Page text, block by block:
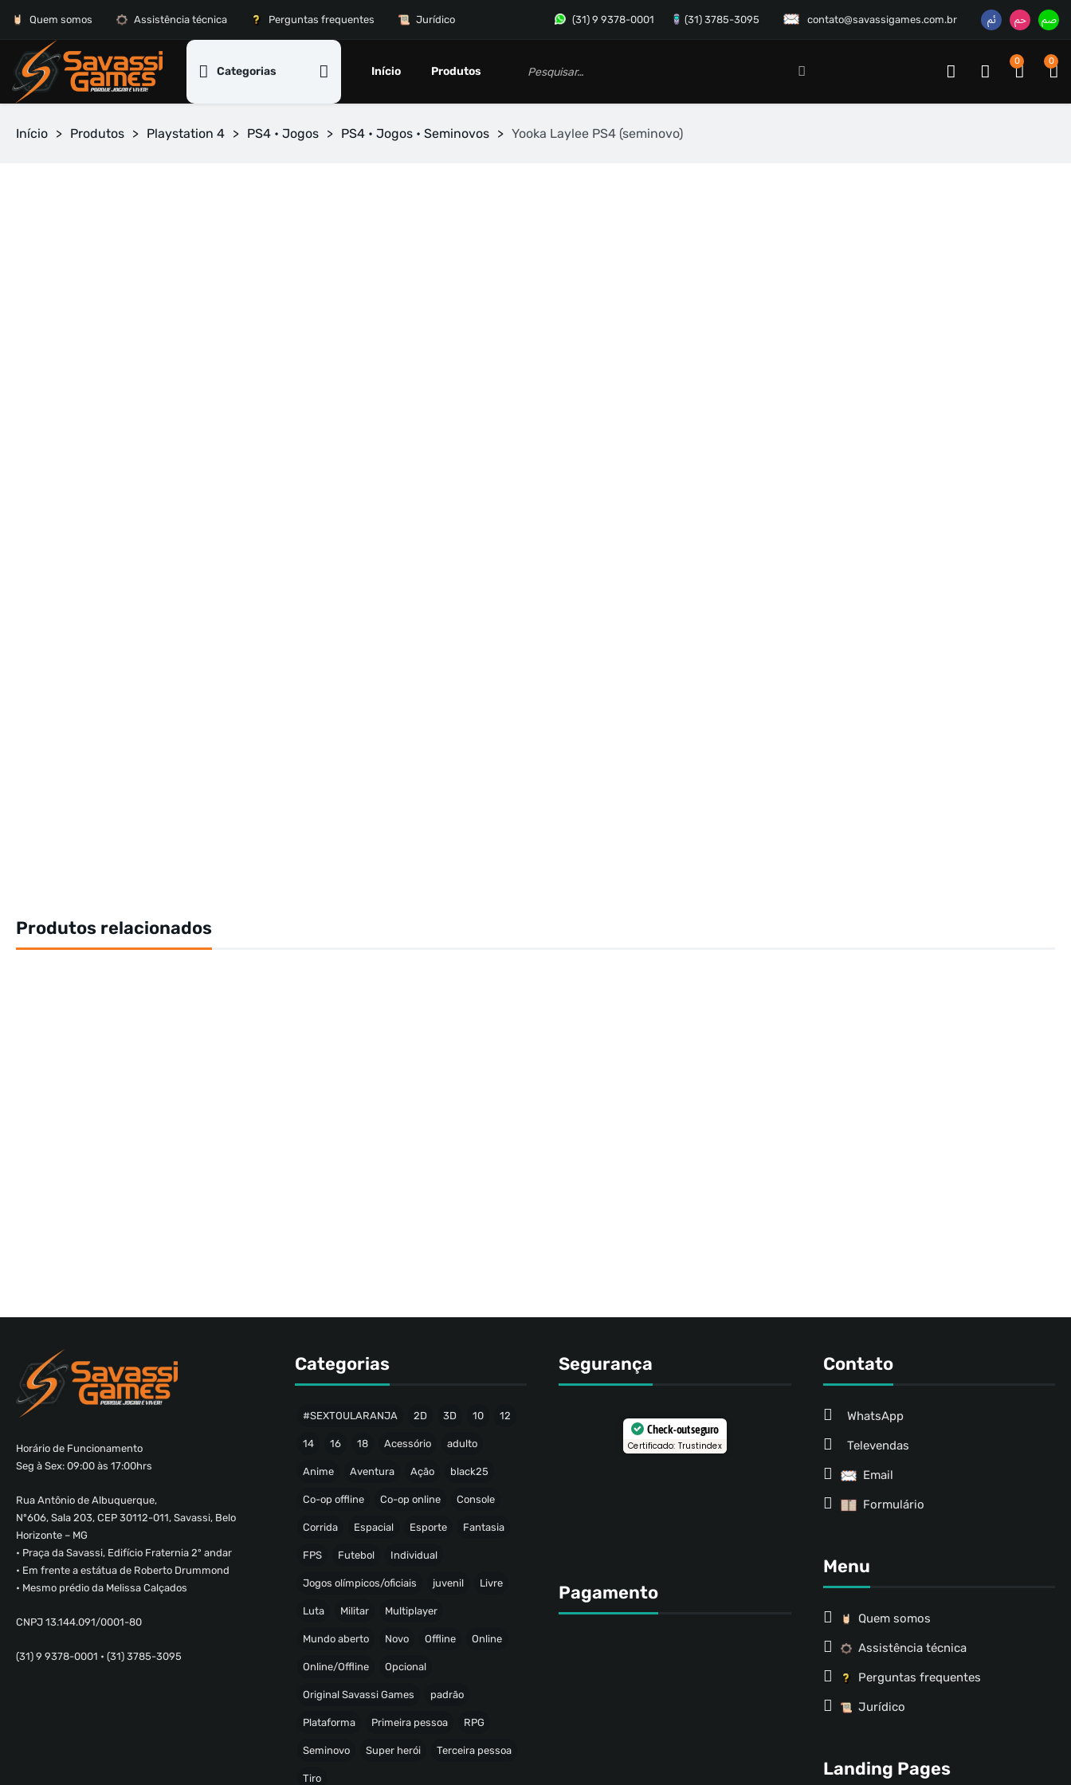
contato@savassigames.com.br
(31) 9 9378-0001 (31) 3785-3095
Quem somos Assistência técnica Perguntas frequentes Jurídico
Categorias
0
0
Início Produtos
Início > Produtos > Playstation 4 > PS4 • Jogos > PS4 • Jogos • Seminovos > Yooka Laylee PS4 (seminovo)
Produtos relacionados
Horário de Funcionamento
Seg à Sex: 09:00 às 17:00hrs
Rua Antônio de Albuquerque,
Nº606, Sala 203, CEP 30112-011, Savassi, Belo
Horizonte – MG
• Praça da Savassi, Edifício Fraternia 2º andar
• Em frente a estátua de Roberto Drummond
• Mesmo prédio da Melissa Calçados
CNPJ 13.144.091/0001-80
(31) 9 9378-0001 • (31) 3785-3095
Categorias
#SEXTOULARANJA 2D 3D 10 12
14 16 18 Acessório adulto
Anime Aventura Ação black25
Co-op offline Co-op online Console
Corrida Espacial Esporte Fantasia
FPS Futebol Individual
Jogos olímpicos/oficiais juvenil Livre
Luta Militar Multiplayer
Mundo aberto Novo Offline Online
Online/Offline Opcional
Original Savassi Games padrão
Plataforma Primeira pessoa RPG
Seminovo Super herói Terceira pessoa
Tiro
Segurança
Check-out seguro
Certificado: Trustindex
Pagamento
Contato
WhatsApp
Televendas
Email
Formulário
Menu
Quem somos
Assistência técnica
Perguntas frequentes
Jurídico
Landing Pages